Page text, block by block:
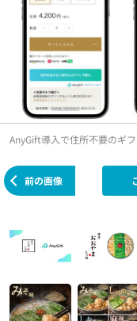
AnyGift導入で住所不要のギ
前の画像